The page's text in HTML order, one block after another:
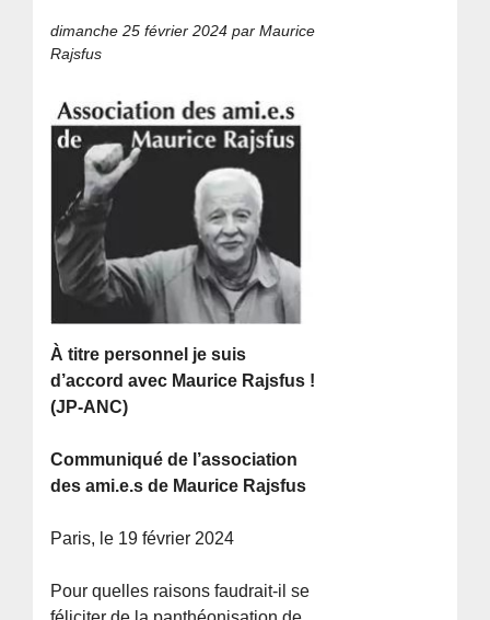
dimanche 25 février 2024 par Maurice
Rajsfus
À titre personnel je suis
d’accord avec Maurice Rajsfus !
(JP-ANC)
Communiqué de l’association
des ami.e.s de Maurice Rajsfus
Paris, le 19 février 2024
Pour quelles raisons faudrait-il se